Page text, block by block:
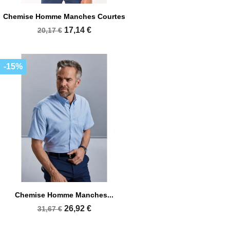
Chemise Homme Manches Courtes
20,17 € 17,14 €
Chemise Homme Manches...
31,67 € 26,92 €
-15%